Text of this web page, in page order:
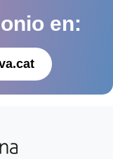
en: